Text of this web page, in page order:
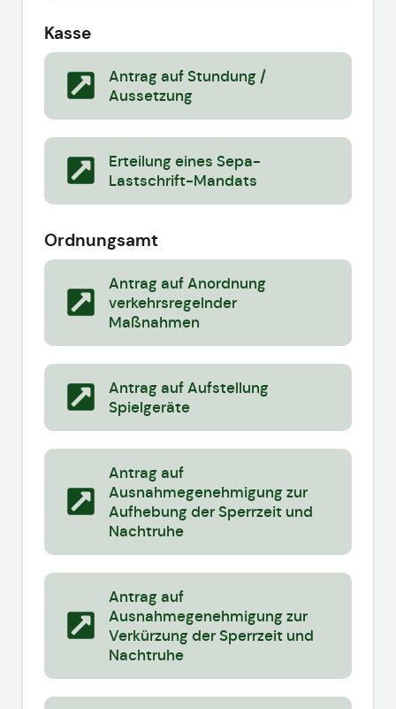
Kasse
Antrag auf Stundung /
Aussetzung
Erteilung eines Sepa-
Lastschrift-Mandats
Ordnungsamt
Antrag auf Anordnung
verkehrsregelnder
Maßnahmen
Antrag auf Aufstellung
Spielgeräte
Antrag auf
Ausnahmegenehmigung zur
Aufhebung der Sperrzeit und
Nachtruhe
Antrag auf
Ausnahmegenehmigung zur
Verkürzung der Sperrzeit und
Nachtruhe